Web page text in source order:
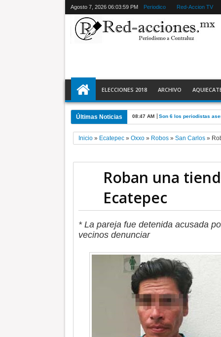
Agosto 7, 2026 06:04:01 PM Periodico Red-Accion TV
ELECCIONES 2018 ARCHIVO
Últimas Noticias 11:43 PM La feria de las ferias *
Inicio» Ecatepec» Oxxo» Robos» San Carlos»
Roban una
Ecatepec
* La pareja fue detenida acusada
vecinos denunciar